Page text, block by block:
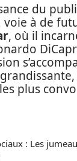
du
voie à de
, où il
plus
: Les